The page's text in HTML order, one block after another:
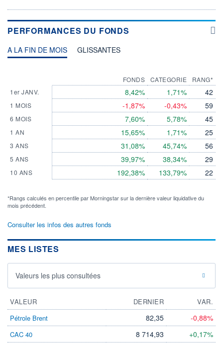
PERFORMANCES DU FONDS
A LA FIN DE MOIS GLISSANTES
1er JANV.
1 MOIS
6 MOIS
1 AN
3 ANS
5 ANS
10 ANS
FONDS
8,42%
-1,87%
7,60%
15,65%
31,08%
39,97%
192,38%
CATEGORIE
1,71%
-0,43%
5,78%
1,71%
45,74%
38,34%
133,79%
RANG*
42
59
45
25
56
29
22
*Rangs calculés en percentile par Morningstar sur la dernière valeur liquidative du
mois précédent.
Consulter les infos des autres fonds
MES LISTES
Valeurs les plus consultées
VALEUR DERNIER
VAR.
Pétrole Brent
82,35 -0,88%
CAC 40 8 714,93 +0,17%